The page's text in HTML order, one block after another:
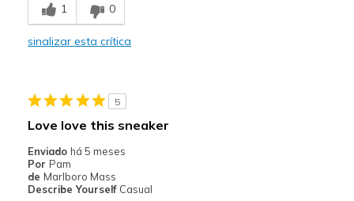
Stylish
Width
Sizing
Feels true to size
1 0
sinalizar esta crítica
5
Love love this sneaker
Enviado há 5 meses
Por Pam
de Marlboro Mass
Describe Yourself Casual